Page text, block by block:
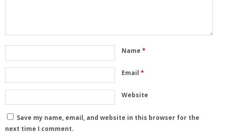
Name *
Email *
Website
Save my name, email, and website in this browser for the
next time I comment.